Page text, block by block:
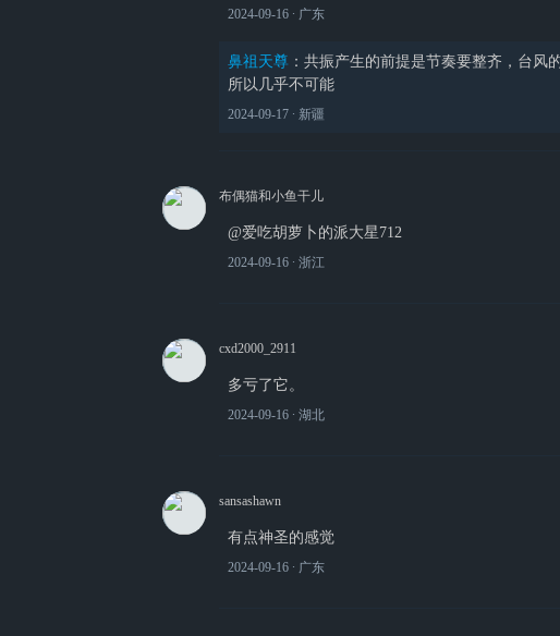
2024-09-16 ∙ 广东
鼻祖天尊 ： 共振产生的前提是节奏要整齐，台风
所以几乎不可能
2024-09-17 ∙ 新疆
布偶猫和小鱼干儿
@爱吃胡萝卜的派大星712
2024-09-16 ∙ 浙江
cxd2000_2911
多亏了它。
2024-09-16 ∙ 湖北
sansashawn
有点神圣的感觉
2024-09-16 ∙ 广东